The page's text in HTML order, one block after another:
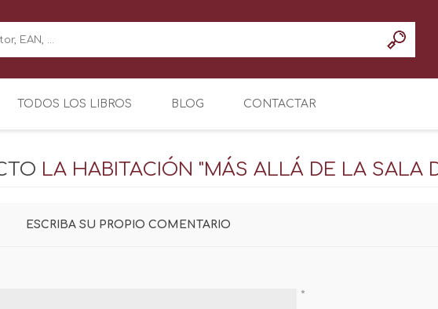
TODOS LOS LIBROS BLOG CONTACTAR
LA HABITACIÓN "MÁS ALLÁ DE LA SALA
ESCRIBA SU PROPIO COMENTARIO
*